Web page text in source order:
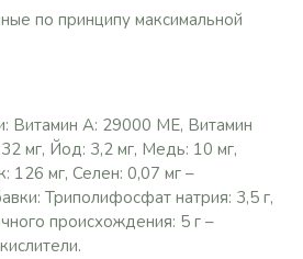
по принципу максимальной
Витамин A: 29000 ME, Витамин
мг, Йод: 3,2 мг, Медь: 10 мг,
126 мг, Ceлeн: 0,07 мг –
Триполифосфат натрия: 3,5 г,
происхождения: 5 г –